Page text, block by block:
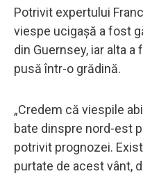
Potrivit expertului
viespe ucigașă a fost
din Guernsey, iar alta
pusă într-o grădină.
„Credem că viespile
bate dinspre nord-est
potrivit prognozei.
purtate de acest vânt,